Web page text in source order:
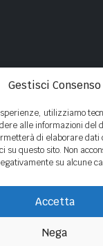
Gestisci Consenso
utilizziamo
alle informazioni del
di elaborare dati
su questo sito. Non
su alcune
Accetta
Nega
MOTORI s.n.c di